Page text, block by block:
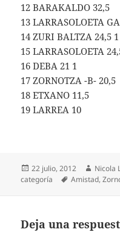
12 BARAKALDO 32,5
13 LARRASOLOETA
14 ZURI BALTZA 24,5 1
15 LARRASOLOETA
16 DEBA 21 1
17 ZORNOTZA -B- 20,5
18 ETXANO 11,5
19 LARREA 10
Publicado
el
22 julio, 2012 Autor
Nicola
categoría
Etiquetas
Amistad,
Deja una